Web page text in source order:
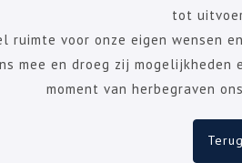
tot
ruimte voor onze eigen wensen
mee en droeg zij
moment van herbegraven